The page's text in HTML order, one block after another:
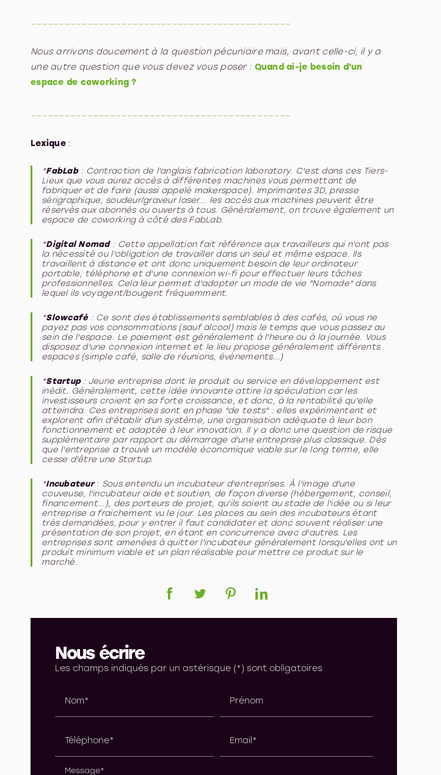
Nous arrivons doucement à la question pécuniaire mais, avant celle-ci, il y a
une autre question que vous devez vous poser : Quand ai-je besoin d'un
espace de coworking ?
Lexique:
*FabLab: Contraction de l'anglais fabrication laboratory. C'est dans ces Tiers-
Lieux que vous aurez accès à différentes machines vous permettant de
fabriquer et de faire (aussi appelé makerspace). Imprimantes 3D, presse
sérigraphique, soudeur/graveur laser... les accès aux machines peuvent être
réservés aux abonnés ou ouverts à tous. Généralement, on trouve également un
espace de coworking à côté des FabLab.
*Digital Nomad: Cette appellation fait référence aux travailleurs qui n'ont pas
la nécessité ou l'obligation de travailler dans un seul et même espace. Ils
travaillent à distance et ont donc uniquement besoin de leur ordinateur
portable, téléphone et d'une connexion wi-fi pour effectuer leurs tâches
professionnelles. Cela leur permet d'adopter un mode de vie "Nomade" dans
lequel ils voyagent/bougent fréquemment.
*Slowcafé: Ce sont des établissements semblables à des cafés, où vous ne
payez pas vos consommations (sauf alcool) mais le temps que vous passez au
sein de l'espace. Le paiement est généralement à l'heure ou à la journée. Vous
disposez d'une connexion internet et le lieu propose généralement différents
espaces (simple café, salle de réunions, événements...)
*Startup: Jeune entreprise dont le produit ou service en développement est
inédit. Généralement, cette idée innovante attire la spéculation car les
investisseurs croient en sa forte croissance, et donc, à la rentabilité qu'elle
atteindra. Ces entreprises sont en phase "de tests" : elles expérimentent et
explorent afin d'établir d'un système, une organisation adéquate à leur bon
fonctionnement et adaptée à leur innovation. Il y a donc une question de risque
supplémentaire par rapport au démarrage d'une entreprise plus classique. Dès
que l'entreprise a trouvé un modèle économique viable sur le long terme, elle
cesse d'être une Startup.
*Incubateur: Sous entendu un incubateur d'entreprises. À l'image d'une
couveuse, l'incubateur aide et soutien, de façon diverse (hébergement, conseil,
financement...), des porteurs de projet, qu'ils soient au stade de l'idée ou si leur
entreprise a fraichement vu le jour. Les places au sein des incubateurs étant
très demandées, pour y entrer il faut candidater et donc souvent réaliser une
présentation de son projet, en étant en concurrence avec d'autres. Les
entreprises sont amenées à quitter l'incubateur généralement lorsqu'elles ont un
produit minimum viable et un plan réalisable pour mettre ce produit sur le
marché.
Nous écrire
Les champs indiqués par un astérisque (*) sont obligatoires
Nom* Prénom
Téléphone* Email*
Message*